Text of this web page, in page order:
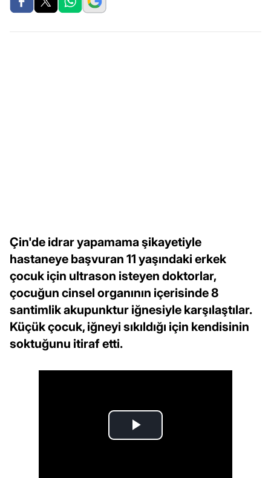
Çin'de idrar yapamama şikayetiyle
hastaneye başvuran 11 yaşındaki erkek
çocuk için ultrason isteyen doktorlar,
çocuğun cinsel organının içerisinde 8
santimlik akupunktur iğnesiyle karşılaştılar.
Küçük çocuk, iğneyi sıkıldığı için kendisinin
soktuğunu itiraf etti.